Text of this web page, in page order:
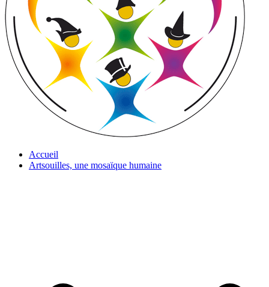
Accueil
Artsouilles, une mosaïque humaine